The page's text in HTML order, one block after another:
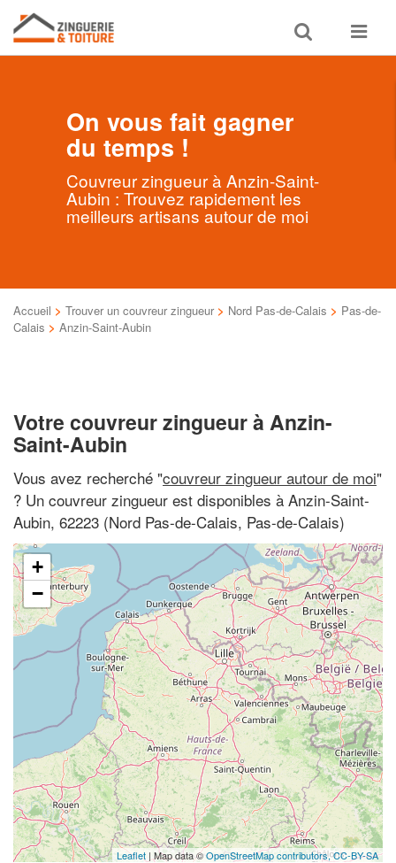
Toggle
search
Toggle
On vous fait gagner
du temps !
Couvreur zingueur à Anzin-Saint-
Aubin : Trouvez rapidement les
meilleurs artisans autour de moi
Accueil > Trouver un couvreur zingueur > Nord Pas-de-Calais > Pas-de-
Calais > Anzin-Saint-Aubin
Votre couvreur zingueur à Anzin-
Saint-Aubin
Vous avez recherché "couvreur zingueur autour de moi"
? Un couvreur zingueur est disponibles à Anzin-Saint-
Aubin, 62223 (Nord Pas-de-Calais, Pas-de-Calais)
+
−
Leaflet | Map data ©OpenStreetMap contributors,CC-BY-SA